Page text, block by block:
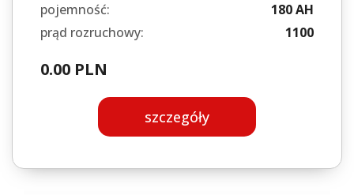
pojemność:
180 AH
prąd rozruchowy:
1100
0.00 PLN
szczegóły